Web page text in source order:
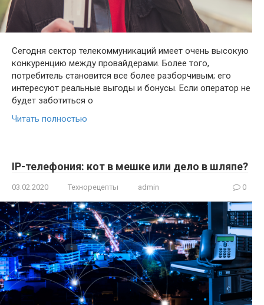
Сегодня сектор телекоммуникаций имеет очень высокую
конкуренцию между провайдерами. Более того,
потребитель становится все более разборчивым; его
интересуют реальные выгоды и бонусы. Если оператор не
будет заботиться о
Читать полностью
IP-телефония: кот в мешке или дело в шляпе?
03.02.2020 Технорецепты admin 0